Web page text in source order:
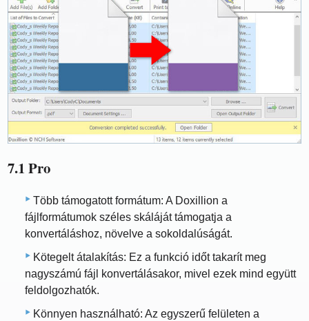
7.1 Pro
Több támogatott formátum: A Doxillion a
fájlformátumok széles skáláját támogatja a
konvertáláshoz, növelve a sokoldalúságát.
Kötegelt átalakítás: Ez a funkció időt takarít meg
nagyszámú fájl konvertálásakor, mivel ezek mind együtt
feldolgozhatók.
Könnyen használható: Az egyszerű felületen a